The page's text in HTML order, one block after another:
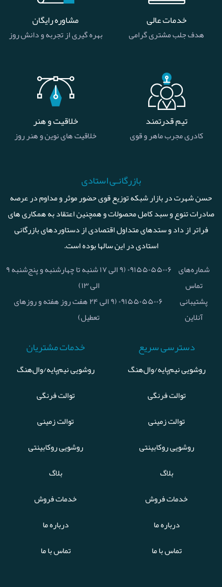
خدمات عالی
هدف جلب مشتری گرامی
مشاوره رایگان
بهره گیری از تجربه و دانش روز
تیم قدرتمند
کادری مجرب ماهر و قوی
خلاقیت و هنر
خلاقیت های نوین و هنر روز
بازرگانـی استادی
حسن شهرت در بازار شبکه توزیع قوی حضور موثر و مداوم در عرصه
صادرات تنوع و سبد کامل محصولات و همچنین اعتقاد به همکاری های
فراتر از داد و ستدهای متداول اقتصادی از دستاوردهای بازرگانی
استادی در این سالها بوده است.
شماره‌های
تماس
۰۹۱۵۵۰۵۵۰۰۶ (۹ الی ۱۷ شنبه تا چهارشنبه و پنج‌شنبه ۹
الی ۱۳)
پشتیبانی
آنلاین
۰۹۱۵۵۰۵۵۰۰۶ (۹ الی ۲۴ هفت روز هفته و روزهای
تعطیل)
دسترسی سریع
روشویی نیم‌پایه/وال‌هنگ
توالت فرنگی
توالت زمینی
روشویی روکابینتی
بلاگ
خدمات فروش
درباره ما
تماس با ما
خدمات مشتریان
روشویی نیم‌پایه/وال‌هنگ
توالت فرنگی
توالت زمینی
روشویی روکابینتی
بلاگ
خدمات فروش
درباره ما
تماس با ما